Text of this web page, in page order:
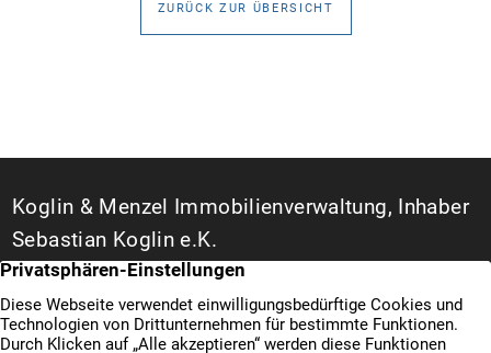
ZURÜCK ZUR ÜBERSICHT
Koglin & Menzel Immobilienverwaltung, Inhaber
Sebastian Koglin e.K.
WEG- und Hausverwalter in Duisburg
Bismarckstraße 142 A